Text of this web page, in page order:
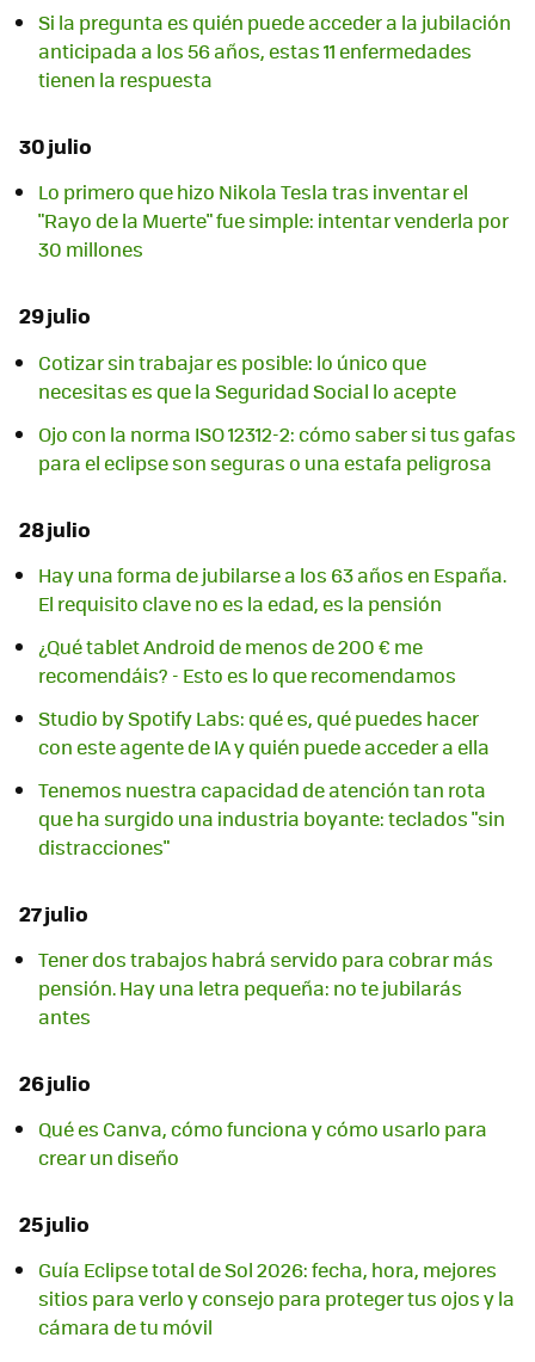
Si la pregunta es quién puede acceder a la jubilación
anticipada a los 56 años, estas 11 enfermedades
tienen la respuesta
30 julio
Lo primero que hizo Nikola Tesla tras inventar el
"Rayo de la Muerte" fue simple: intentar venderla por
30 millones
29 julio
Cotizar sin trabajar es posible: lo único que
necesitas es que la Seguridad Social lo acepte
Ojo con la norma ISO 12312-2: cómo saber si tus gafas
para el eclipse son seguras o una estafa peligrosa
28 julio
Hay una forma de jubilarse a los 63 años en España.
El requisito clave no es la edad, es la pensión
¿Qué tablet Android de menos de 200 € me
recomendáis? - Esto es lo que recomendamos
Studio by Spotify Labs: qué es, qué puedes hacer
con este agente de IA y quién puede acceder a ella
Tenemos nuestra capacidad de atención tan rota
que ha surgido una industria boyante: teclados "sin
distracciones"
27 julio
Tener dos trabajos habrá servido para cobrar más
pensión. Hay una letra pequeña: no te jubilarás
antes
26 julio
Qué es Canva, cómo funciona y cómo usarlo para
crear un diseño
25 julio
Guía Eclipse total de Sol 2026: fecha, hora, mejores
sitios para verlo y consejo para proteger tus ojos y la
cámara de tu móvil